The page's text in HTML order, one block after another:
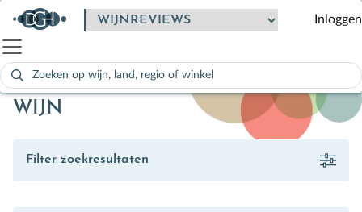
Zoeken
naar:
Als de resultaten voor automatisch aanvullen beschikbaar zijn,
Inloggen
WIJN
Filter zoekresultaten